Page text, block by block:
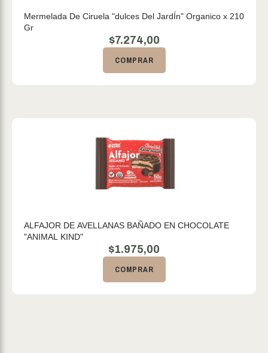
Mermelada De Ciruela "dulces Del JardÍn" Organico x 210
Gr
$7.274,00
COMPRAR
ALFAJOR DE AVELLANAS BAÑADO EN CHOCOLATE
"ANIMAL KIND"
$1.975,00
COMPRAR